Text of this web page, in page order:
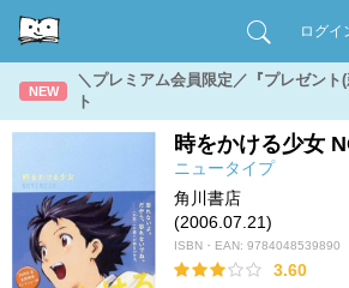
ログイ
NEW
＼プレミアム会員限定／『プレゼント
ト
時をかける少女
ニュータイプ
角川書店
(2006.07.21)
ISBN・EAN: 9784048539890
3.60